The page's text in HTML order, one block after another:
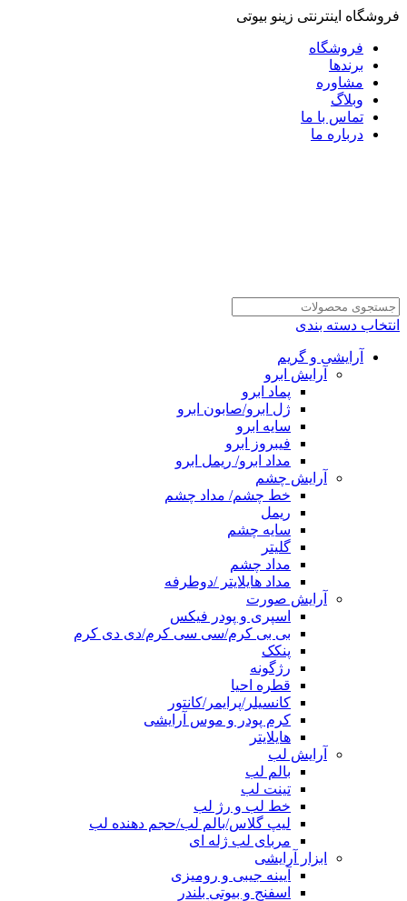
فروشگاه اینترنتی زینو بیوتی
فروشگاه
برندها
مشاوره
وبلاگ
تماس با ما
درباره ما
انتخاب دسته بندی
آرایشی و گریم
آرایش ابرو
پماد ابرو
ژل ابرو/صابون ابرو
سایه ابرو
فیبروز ابرو
مداد ابرو/ ریمل ابرو
آرایش چشم
خط چشم/ مداد چشم
ریمل
سایه چشم
گلیتر
مداد چشم
مداد هایلایتر /دوطرفه
آرایش صورت
اسپری و پودر فیکس
بی بی کرم/سی سی کرم/دی دی کرم
پنکک
رژگونه
قطره احیا
کانسیلر/پرایمر/کانتور
کرم پودر و موس آرایشی
هایلایتر
آرایش لب
بالم لب
تینت لب
خط لب و رژ لب
لیپ گلاس/بالم لب/حجم دهنده لب
مربای لب ژله ای
ابزار آرایشی
آیینه جیبی و رومیزی
اسفنج و بیوتی بلندر